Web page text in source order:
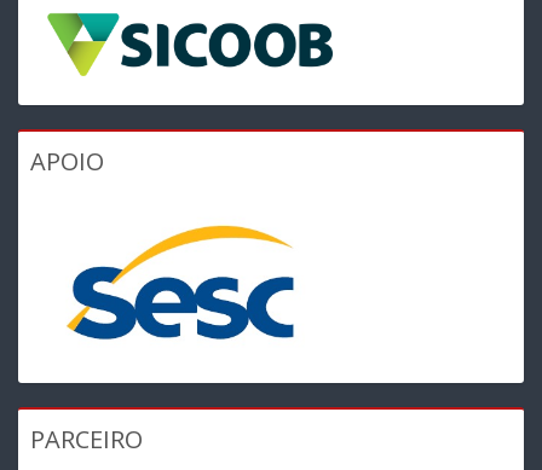
APOIO
PARCEIRO